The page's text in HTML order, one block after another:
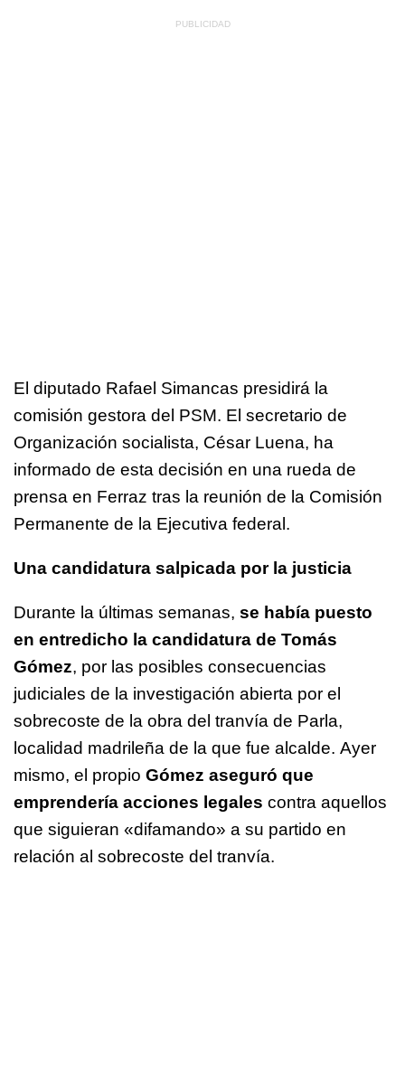
El diputado Rafael Simancas presidirá la
comisión gestora del PSM. El secretario de
Organización socialista, César Luena, ha
informado de esta decisión en una rueda de
prensa en Ferraz tras la reunión de la Comisión
Permanente de la Ejecutiva federal.
Una candidatura salpicada por la justicia
Durante la últimas semanas, se había puesto
en entredicho la candidatura de Tomás
Gómez, por las posibles consecuencias
judiciales de la investigación abierta por el
sobrecoste de la obra del tranvía de Parla,
localidad madrileña de la que fue alcalde. Ayer
mismo, el propio Gómez aseguró que
emprendería acciones legales contra aquellos
que siguieran «difamando» a su partido en
relación al sobrecoste del tranvía.